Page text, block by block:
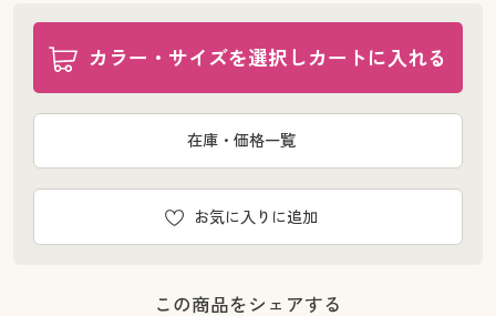
カラー・サイズを選択しカートに入れる
お気に入りに追加
在庫・価格一覧
この商品をシェアする